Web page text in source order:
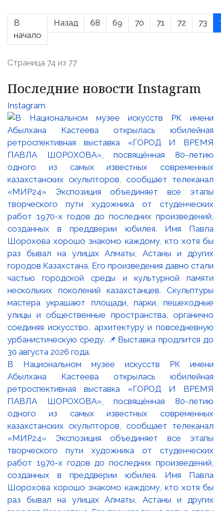
В
начало
Назад 68 69 70 71 72 73
Страница 74 из 77
Последние новости Instagram
Instagram
В Национальном музее искусств РК имени
Абылхана Кастеева открылась юбилейная
ретроспективная выставка «ГОРОД И ВРЕМЯ
ПАВЛА ШОРОХОВА», посвящённая 80-летию
одного из самых известных современных
казахстанских скульпторов, сообщает телеканал
«МИР24» Экспозиция объединяет все этапы
творческого пути художника от студенческих
работ 1970-х годов до последних произведений,
созданных в преддверии юбилея. Имя Павла
Шорохова хорошо знакомо каждому, кто хотя бы
раз бывал на улицах Алматы, Астаны и других